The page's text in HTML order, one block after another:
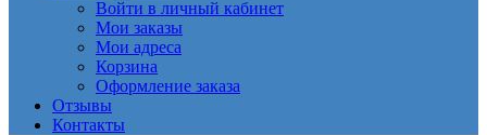
Войти в личный кабинет
Мои заказы
Мои адреса
Корзина
Оформление заказа
Отзывы
Контакты